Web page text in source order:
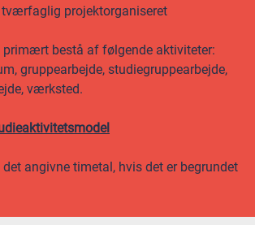
projektorganiseret
primært bestå af følgende aktiviteter:
gruppearbejde, studiegruppearbejde,
værksted.
angivne timetal, hvis det er begrundet